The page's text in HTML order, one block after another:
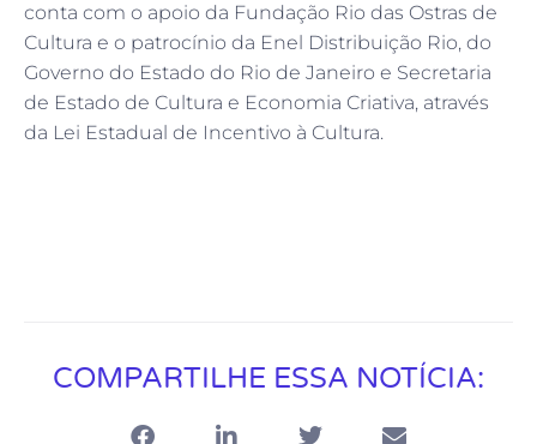
conta com o apoio da Fundação Rio das Ostras de
Cultura e o patrocínio da Enel Distribuição Rio, do
Governo do Estado do Rio de Janeiro e Secretaria
de Estado de Cultura e Economia Criativa, através
da Lei Estadual de Incentivo à Cultura.
COMPARTILHE ESSA NOTÍCIA: